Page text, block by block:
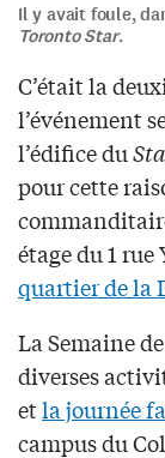
Il y avait foule,
Toronto Star.
C’était la
l’événement
l’édifice du
pour cette
étage du 1
quartier de la
La Semaine
diverses
etla journée
campus du